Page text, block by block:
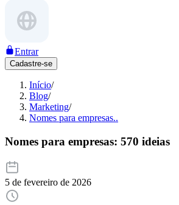
Entrar
Cadastre-se
Início/
Blog/
Marketing/
Nomes para empresas..
Nomes para empresas: 570 ideias
5 de fevereiro de 2026